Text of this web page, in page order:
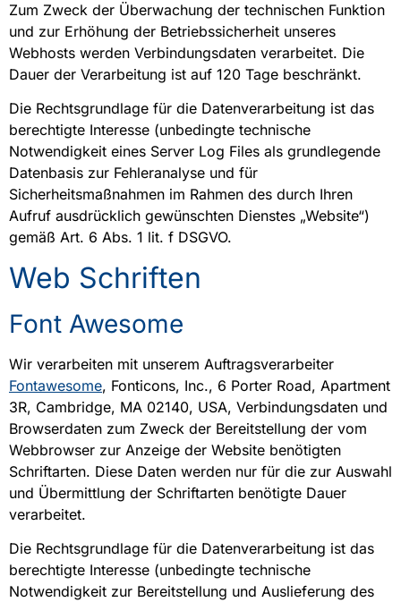
Zum Zweck der Überwachung der technischen Funktion
und zur Erhöhung der Betriebssicherheit unseres
Webhosts werden Verbindungsdaten verarbeitet. Die
Dauer der Verarbeitung ist auf 120 Tage beschränkt.
Die Rechtsgrundlage für die Datenverarbeitung ist das
berechtigte Interesse (unbedingte technische
Notwendigkeit eines Server Log Files als grundlegende
Datenbasis zur Fehleranalyse und für
Sicherheitsmaßnahmen im Rahmen des durch Ihren
Aufruf ausdrücklich gewünschten Dienstes „Website“)
gemäß Art. 6 Abs. 1 lit. f DSGVO.
Web Schriften
Font Awesome
Wir verarbeiten mit unserem Auftragsverarbeiter
Fontawesome, Fonticons, Inc., 6 Porter Road, Apartment
3R, Cambridge, MA 02140, USA, Verbindungsdaten und
Browserdaten zum Zweck der Bereitstellung der vom
Webbrowser zur Anzeige der Website benötigten
Schriftarten. Diese Daten werden nur für die zur Auswahl
und Übermittlung der Schriftarten benötigte Dauer
verarbeitet.
Die Rechtsgrundlage für die Datenverarbeitung ist das
berechtigte Interesse (unbedingte technische
Notwendigkeit zur Bereitstellung und Auslieferung des